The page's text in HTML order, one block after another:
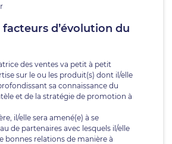
d’évolution du
des ventes va petit à petit
sur le ou les produit(s) dont il/elle
sa connaissance du
et de la stratégie de promotion à
il/elle sera amené(e) à se
de partenaires avec lesquels il/elle
bonnes relations de manière à